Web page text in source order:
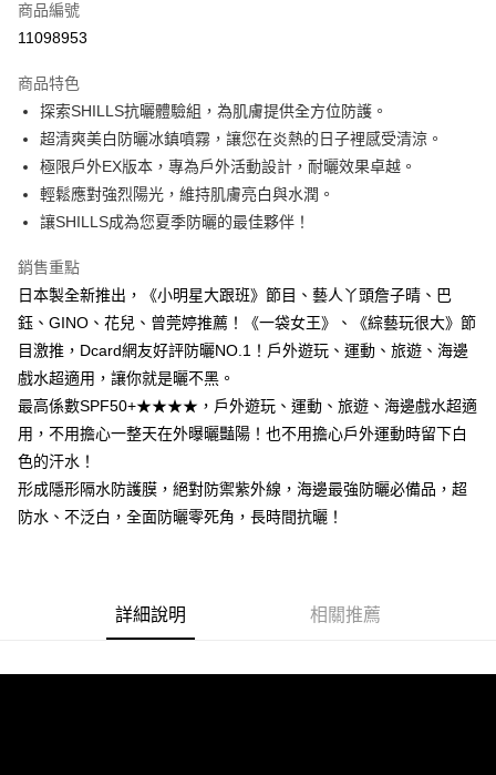
超商取貨付款
Apple Pay
街口支付
悠遊付
ATM付款
全家取貨付款
每筆NT$85，滿NT$499(含以上)免運費
付款後全家取貨
7-11取貨付款
每筆NT$85，滿NT$499(含以上)免運費
商品編號
11098953
商品特色
探索SHILLS抗曬體驗組，為肌膚提供全方位防護。
超清爽美白防曬冰鎮噴霧，讓您在炎熱的日子裡感受清涼。
極限戶外EX版本，專為戶外活動設計，耐曬效果卓越。
輕鬆應對強烈陽光，維持肌膚亮白與水潤。
讓SHILLS成為您夏季防曬的最佳夥伴！
銷售重點
日本製全新推出，《小明星大跟班》節目、藝人丫頭詹子晴、巴
鈺、GINO、花兒、曾莞婷推薦！《一袋女王》、《綜藝玩很大》節
目激推，Dcard網友好評防曬NO.1！戶外遊玩、運動、旅遊、海邊
戲水超適用，讓你就是曬不黑。
最高係數SPF50+★★★★，戶外遊玩、運動、旅遊、海邊戲水超適
用，不用擔心一整天在外曝曬豔陽！也不用擔心戶外運動時留下白
色的汗水！
形成隱形隔水防護膜，絕對防禦紫外線，海邊最強防曬必備品，超
防水、不泛白，全面防曬零死角，長時間抗曬！
詳細說明 相關推薦